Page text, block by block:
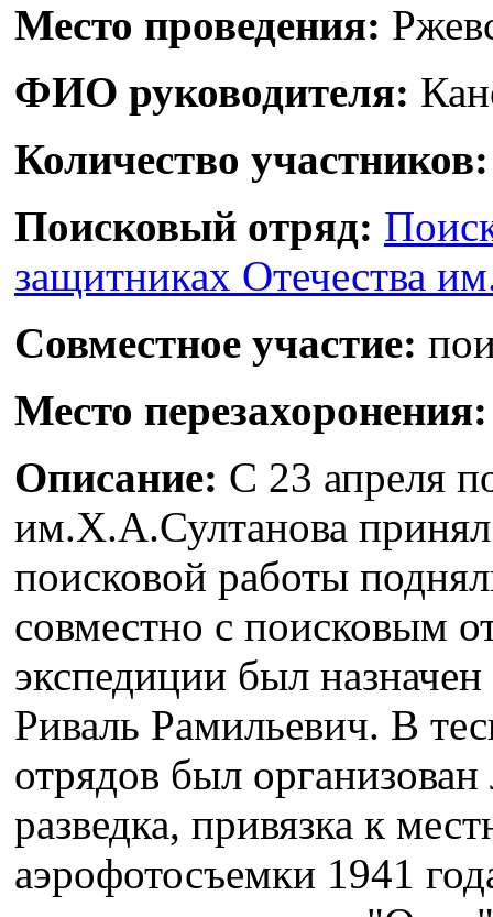
Место проведения:
ФИО руководителя:
Количество участников:
Поисковый отряд:
защитниках Отечества
Совместное участие:
Место перезахоронения:
Описание: С 23 апреля
им.Х.А.Султанова принял
поисковой работы
совместно с поисковым
экспедиции был
Риваль Рамильевич. В
отрядов был
разведка, привязка к
аэрофотосъемки 1941